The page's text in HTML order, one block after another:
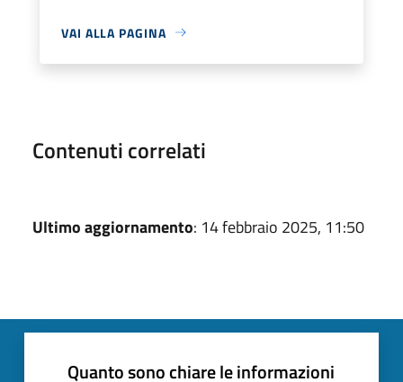
VAI ALLA PAGINA
Contenuti correlati
Ultimo aggiornamento: 14 febbraio 2025, 11:50
Quanto sono chiare le informazioni